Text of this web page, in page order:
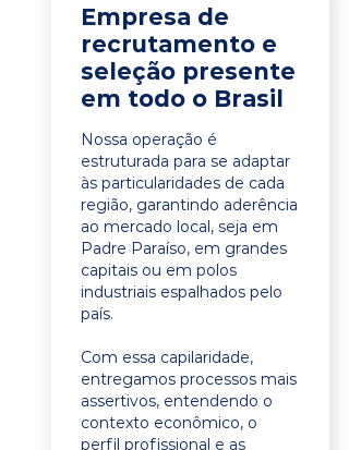
Empresa de
recrutamento e
seleção presente
em todo o Brasil
Nossa operação é
estruturada para se adaptar
às particularidades de cada
região, garantindo aderência
ao mercado local, seja em
Padre Paraíso, em grandes
capitais ou em polos
industriais espalhados pelo
país.
Com essa capilaridade,
entregamos processos mais
assertivos, entendendo o
contexto econômico, o
perfil profissional e as